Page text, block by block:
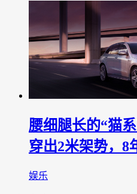
腰细腿长的“猫
穿出2米架势，8
娱乐